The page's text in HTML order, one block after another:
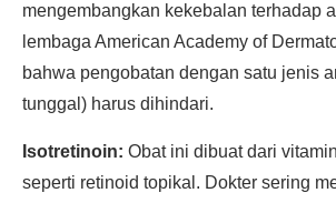
mengembangkan kekebalan terhadap
lembaga American Academy of
bahwa pengobatan dengan satu jenis
tunggal) harus dihindari.
Isotretinoin: Obat ini dibuat dari
seperti retinoid topikal. Dokter sering